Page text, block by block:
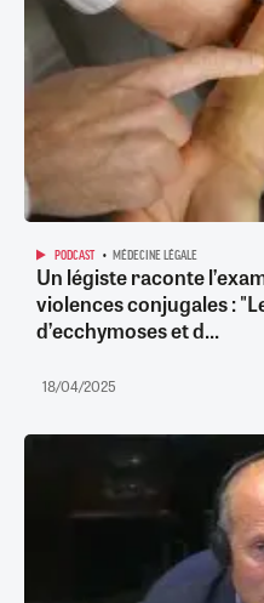
PODCAST MÉDECINE LÉGALE
Un légiste raconte
violences conjugales :
d’ecchymoses et d...
18/04/2025